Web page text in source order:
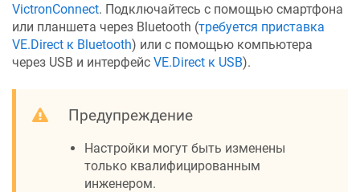
VictronConnect. Подключайтесь с помощью смартфона
или планшета через Bluetooth (требуется приставка
VE.Direct к Bluetooth) или с помощью компьютера
через USB и интерфейс VE.Direct к USB).
Предупреждение
Настройки могут быть изменены
только квалифицированным
инженером.